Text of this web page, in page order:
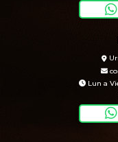
Lun a Vie